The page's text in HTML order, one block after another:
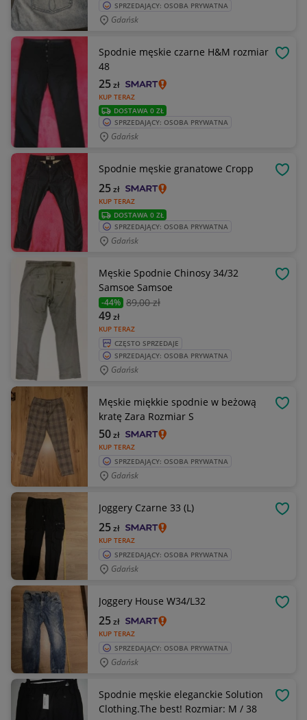
SPRZEDAJĄCY: OSOBA PRYWATNA
Gdańsk
Spodnie męskie czarne H&M rozmiar
48
KUP TERAZ
25zł
DOSTAWA 0 ZŁ
SPRZEDAJĄCY: OSOBA PRYWATNA
Gdańsk
Spodnie męskie granatowe Cropp
KUP TERAZ
25zł
DOSTAWA 0 ZŁ
SPRZEDAJĄCY: OSOBA PRYWATNA
Gdańsk
Męskie Spodnie Chinosy 34/32
Samsoe Samsoe
-44% 89,00 zł
KUP TERAZ
49zł
CZĘSTO SPRZEDAJE
SPRZEDAJĄCY: OSOBA PRYWATNA
Gdańsk
Męskie miękkie spodnie w beżową
kratę Zara Rozmiar S
KUP TERAZ
50zł
SPRZEDAJĄCY: OSOBA PRYWATNA
Gdańsk
Joggery Czarne 33 (L)
KUP TERAZ
25zł
SPRZEDAJĄCY: OSOBA PRYWATNA
Gdańsk
Joggery House W34/L32
KUP TERAZ
25zł
SPRZEDAJĄCY: OSOBA PRYWATNA
Gdańsk
Spodnie męskie eleganckie Solution
Clothing.The best! Rozmiar: M / 38